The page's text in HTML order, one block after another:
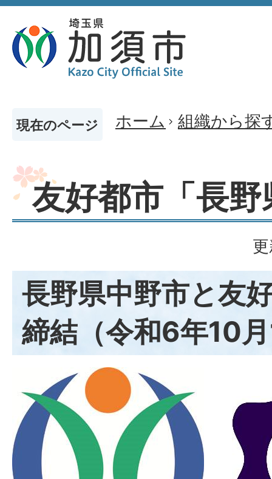
現在のページ ホーム 組織から探
友好都市「長
長野県中野市と友
締結（令和6年10